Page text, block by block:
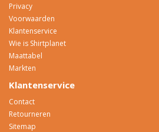
Privacy
Voorwaarden
Klantenservice
Wie is Shirtplanet
Maattabel
Markten
Klantenservice
Contact
Retourneren
Sitemap